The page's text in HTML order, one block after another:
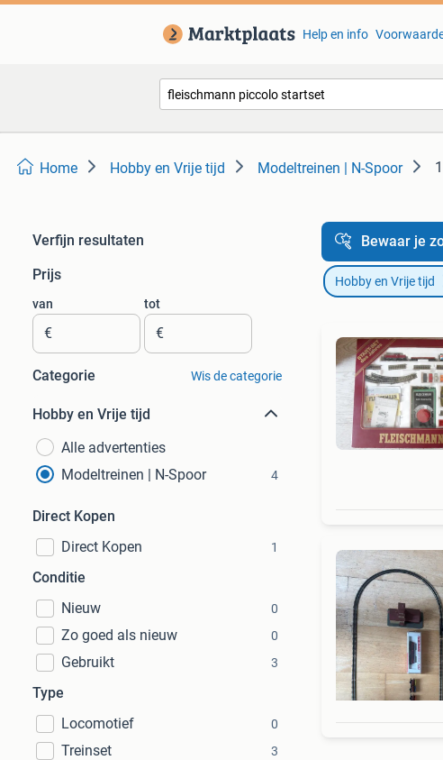
Help en info
Home Hobby en Vrije tijd Modeltreinen | N-Spoor
Verfijn resultaten
Prijs
van
€
tot
€
Categorie Wis de categorie
Hobby en Vrije tijd
Alle advertenties
Modeltreinen | N-Spoor
4
Direct Kopen
Direct Kopen
1
Conditie
Nieuw
0
Zo goed als nieuw 0
Gebruikt 3
Type
Locomotief
0
Treinset 3
Bewaar je
Hobby en Vrije tijd